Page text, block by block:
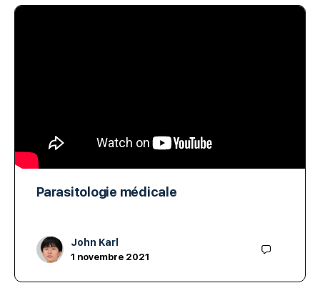
Parasitologie médicale
John Karl
1 novembre 2021